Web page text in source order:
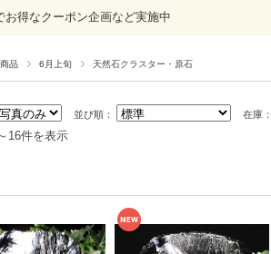
お得なクーポン企画など実施中
品 6月上旬 天然石クラスター・原石
並び順： 在庫：
16件を表示